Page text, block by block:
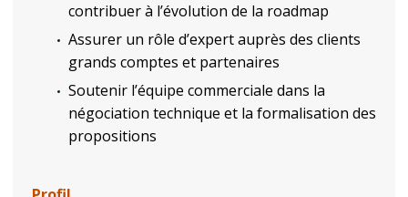
contribuer à l’évolution de la roadmap
Assurer un rôle d’expert auprès des clients
grands comptes et partenaires
Soutenir l’équipe commerciale dans la
négociation technique et la formalisation des
propositions